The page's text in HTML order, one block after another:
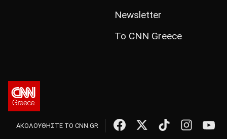
Newsletter
Το CNN Greece
ΑΚΟΛΟΥΘΗΣΤΕ ΤΟ CNN.GR